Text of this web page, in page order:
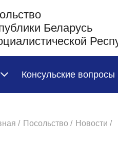
Беларусь
Консульские вопросы
/ Посольство / Новости /